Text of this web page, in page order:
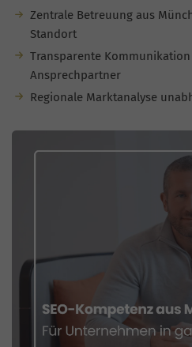
Zentrale Betreuung aus
Standort
Transparente
Ansprechpartner
Regionale Marktanalyse